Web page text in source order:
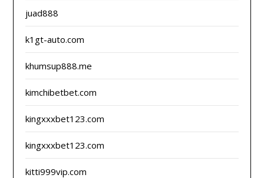
juad888
k1gt-auto.com
khumsup888.me
kimchibetbet.com
kingxxxbet123.com
kingxxxbet123.com
kitti999vip.com